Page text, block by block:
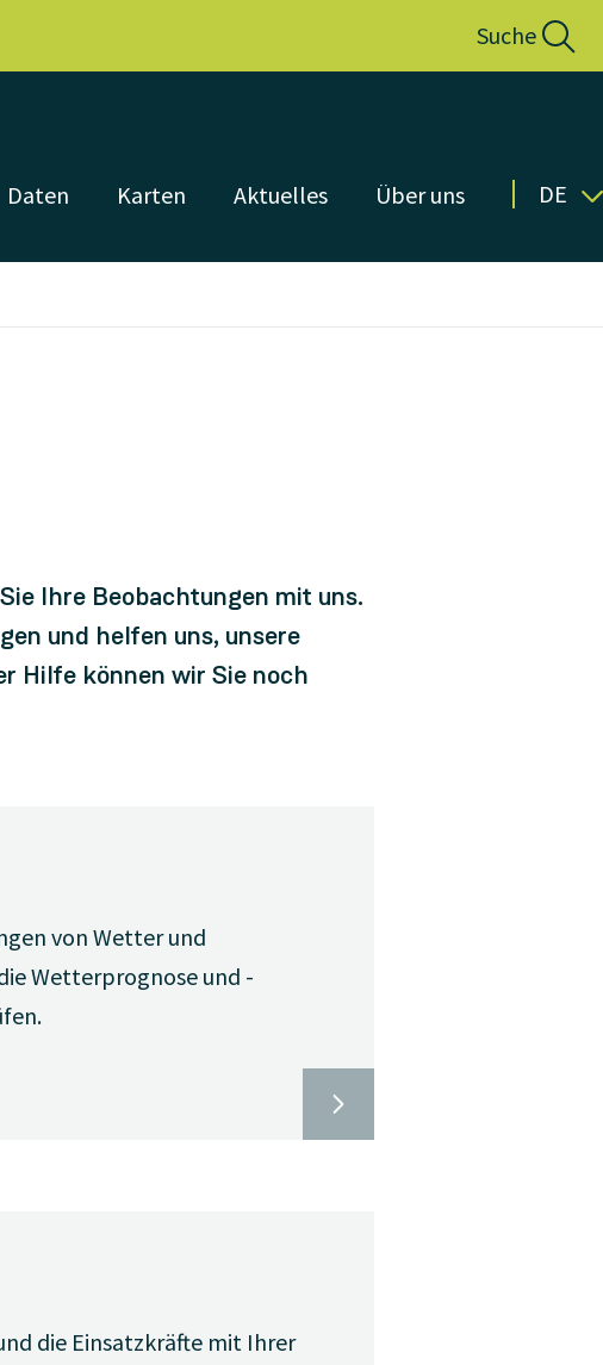
Suche
Daten Karten Aktuelles Über uns DE
Ihre Beobachtungen mit uns.
und helfen uns, unsere
Hilfe können wir Sie noch
von Wetter und
Wetterprognose und -
die Einsatzkräfte mit Ihrer